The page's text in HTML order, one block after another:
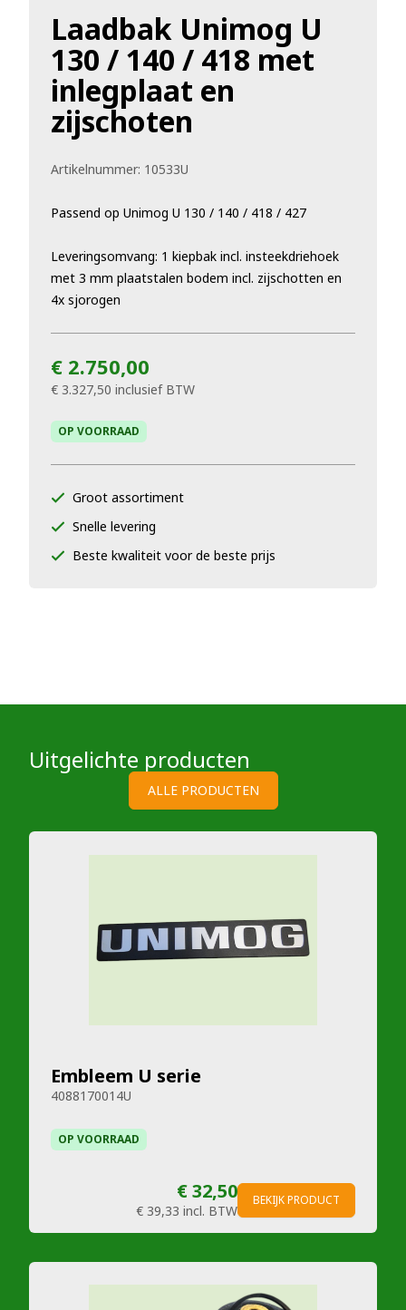
Laadbak Unimog U
130 / 140 / 418 met
inlegplaat en
zijschoten
Artikelnummer: 10533U
Passend op Unimog U 130 / 140 / 418 / 427
Leveringsomvang: 1 kiepbak incl. insteekdriehoek
met 3 mm plaatstalen bodem incl. zijschotten en
4x sjorogen
€ 2.750,00
€ 3.327,50 inclusief BTW
OP VOORRAAD
Groot assortiment
Snelle levering
Beste kwaliteit voor de beste prijs
Uitgelichte producten
ALLE PRODUCTEN
Embleem U serie
4088170014U
OP VOORRAAD
€ 32,50
€ 39,33 incl. BTW
BEKIJK PRODUCT